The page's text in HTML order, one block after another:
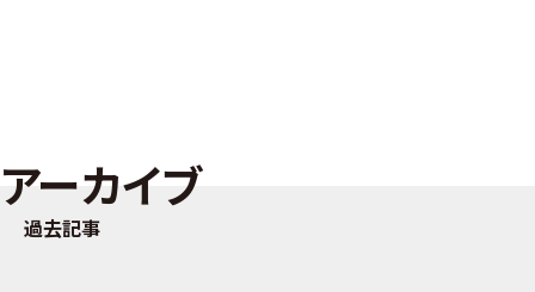
アーカイブ
過去記事